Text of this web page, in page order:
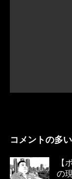
コメントの多
【
の